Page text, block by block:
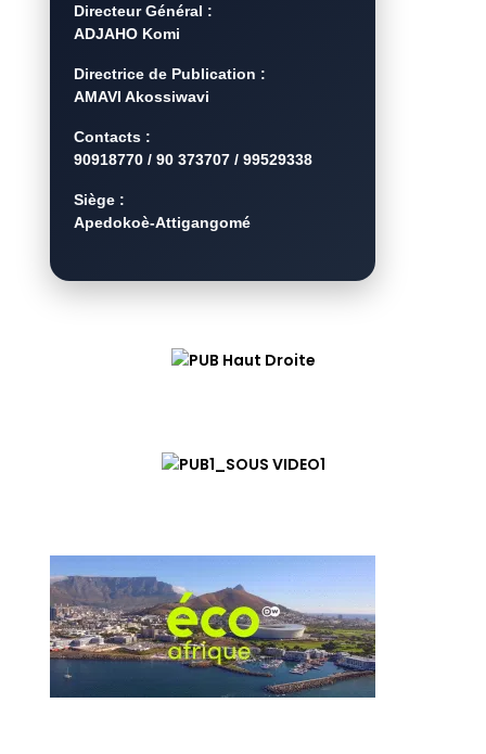
Directeur Général :
ADJAHO Komi
Directrice de Publication :
AMAVI Akossiwavi
Contacts :
90918770 / 90 373707 / 99529338
Siège :
Apedokoè-Attigangomé